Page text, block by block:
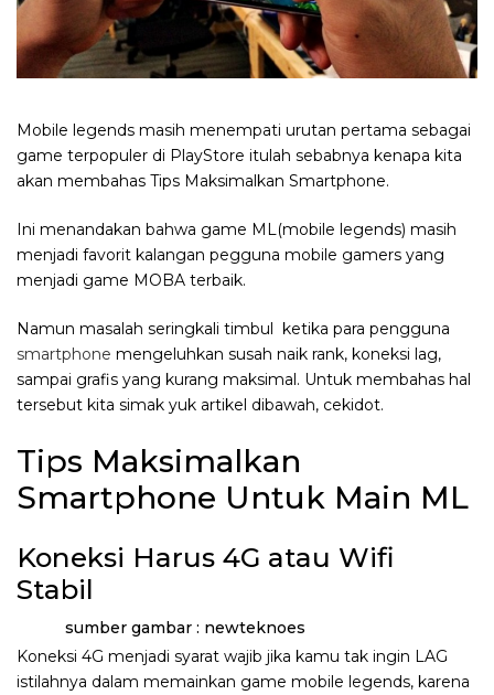
Mobile legends masih menempati urutan pertama sebagai
game terpopuler di PlayStore itulah sebabnya kenapa kita
akan membahas Tips Maksimalkan Smartphone.
Ini menandakan bahwa game ML(mobile legends) masih
menjadi favorit kalangan pegguna mobile gamers yang
menjadi game MOBA terbaik.
Namun masalah seringkali timbul ketika para pengguna
smartphone mengeluhkan susah naik rank, koneksi lag,
sampai grafis yang kurang maksimal. Untuk membahas hal
tersebut kita simak yuk artikel dibawah, cekidot.
Tips Maksimalkan
Smartphone Untuk Main ML
Koneksi Harus 4G atau Wifi
Stabil
sumber gambar : newteknoes
Koneksi 4G menjadi syarat wajib jika kamu tak ingin LAG
istilahnya dalam memainkan game mobile legends, karena